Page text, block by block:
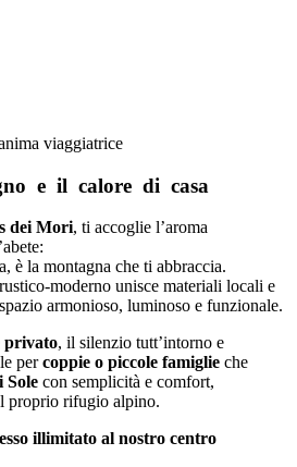
viaggiatrice
e il calore di casa
dei Mori, ti accoglie l’aroma
è la montagna che ti abbraccia.
moderno unisce materiali locali e
armonioso, luminoso e funzionale.
privato, il silenzio tutt’intorno e
percoppie o piccole famiglie che
Sole con semplicità e comfort,
proprio rifugio alpino.
illimitato al nostro centro